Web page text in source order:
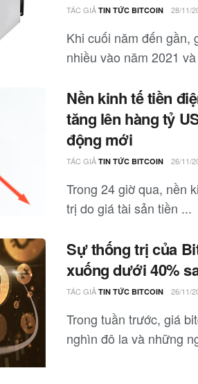
TÁC GIẢ TIN TỨC BITCOIN 28/11/
Khi cuối năm đến gần,
nhiều vào năm 2021
Nền kinh tế tiền
tăng lên hàng tỷ
động mới
TÁC GIẢ TIN TỨC BITCOIN 26/11/
Trong 24 giờ qua, nền
trị do giá tài sản tiền ...
Sự thống trị của
xuống dưới 40%
TÁC GIẢ TIN TỨC BITCOIN 26/11/
Trong tuần trước, giá
nghìn đô la và những